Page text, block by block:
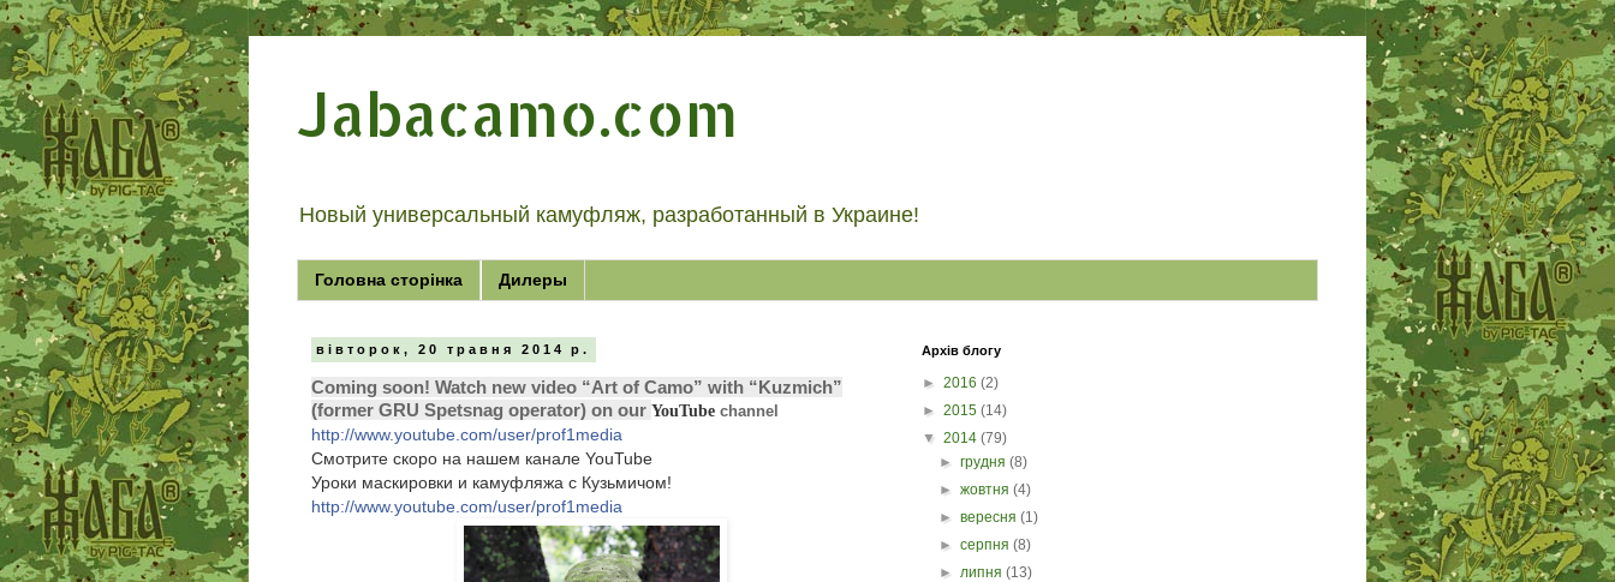
Jabacamo.com
Новый универсальный камуфляж, разработанный в Украине!
Головна сторінка Дилеры
вівторок, 20 травня 2014 р.
Coming soon! Watch new video “Art of Camo” with “Kuzmich”
(former GRU Spetsnag operator) on our YouTube channel
http://www.youtube.com/user/prof1media
Смотрите скоро на нашем канале YouTube
Уроки маскировки и камуфляжа с Кузьмичом!
http://www.youtube.com/user/prof1media
Архів блогу
► 2016 (2)
► 2015 (14)
▼ 2014 (79)
►грудня(8)
►жовтня(4)
►вересня(1)
►серпня(8)
► липня(13)